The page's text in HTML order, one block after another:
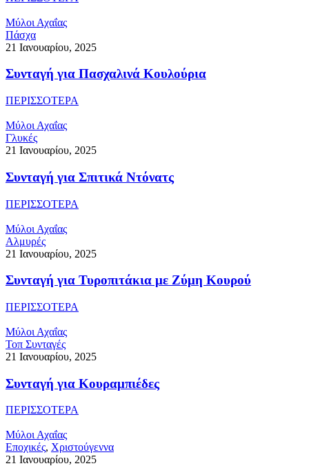
Μύλοι Αχαΐας
Πάσχα
21 Ιανουαρίου, 2025
Συνταγή για Πασχαλινά Κουλούρια
ΠΕΡΙΣΣΟΤΕΡΑ
Μύλοι Αχαΐας
Γλυκές
21 Ιανουαρίου, 2025
Συνταγή για Σπιτικά Ντόνατς
ΠΕΡΙΣΣΟΤΕΡΑ
Μύλοι Αχαΐας
Αλμυρές
21 Ιανουαρίου, 2025
Συνταγή για Τυροπιτάκια με Ζύμη Κουρού
ΠΕΡΙΣΣΟΤΕΡΑ
Μύλοι Αχαΐας
Τοπ Συνταγές
21 Ιανουαρίου, 2025
Συνταγή για Κουραμπιέδες
ΠΕΡΙΣΣΟΤΕΡΑ
Μύλοι Αχαΐας
Εποχικές, Χριστούγεννα
21 Ιανουαρίου, 2025